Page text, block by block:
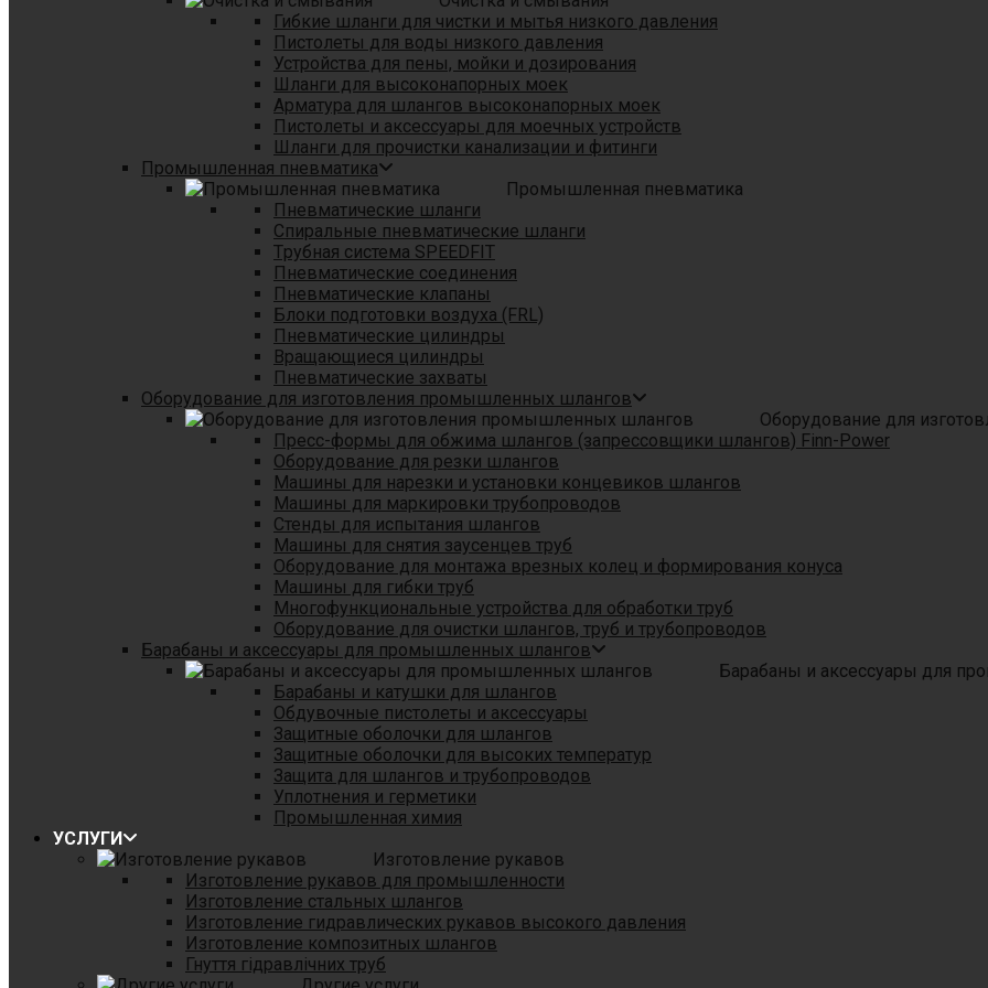
Гибкие шланги для чистки и мытья низкого давления
Пистолеты для воды низкого давления
Устройства для пены, мойки и дозирования
Шланги для высоконапорных моек
Арматура для шлангов высоконапорных моек
Пистолеты и аксессуары для моечных устройств
Шланги для прочистки канализации и фитинги
Промышленная пневматика
Промышленная пневматика
Пневматические шланги
Спиральные пневматические шланги
Tрубная система SPEEDFIT
Пневматические соединения
Пневматические клапаны
Блоки подготовки воздуха (FRL)
Пневматические цилиндры
Вращающиеся цилиндры
Пневматические захваты
Оборудование для изготовления промышленных шлангов
Оборудование для
Пресс-формы для обжима шлангов (запрессовщики шлангов) Finn-Power
Оборудование для резки шлангов
Машины для нарезки и установки концевиков шлангов
Машины для маркировки трубопроводов
Стенды для испытания шлангов
Машины для снятия заусенцев труб
Оборудование для монтажа врезных колец и формирования конуса
Машины для гибки труб
Многофункциональные устройства для обработки труб
Оборудование для очистки шлангов, труб и трубопроводов
Барабаны и аксессуары для промышленных шлангов
Барабаны и аксессуары для
Барабаны и катушки для шлангов
Обдувочные пистолеты и аксессуары
Защитные оболочки для шлангов
Защитные оболочки для высоких температур
Защита для шлангов и трубопроводов
Уплотнения и герметики
Промышленная химия
УСЛУГИ
Изготовление рукавов
Изготовление рукавов для промышленности
Изготовление стальных шлангов
Изготовление гидравлических рукавов высокого давления
Изготовление композитных шлангов
Гнуття гідравлічних труб